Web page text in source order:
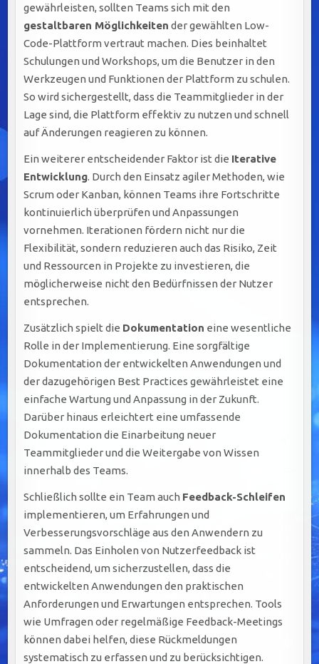
gewährleisten, sollten Teams sich mit den
gestaltbaren Möglichkeiten der gewählten Low-
Code-Plattform vertraut machen. Dies beinhaltet
Schulungen und Workshops, um die Benutzer in den
Werkzeugen und Funktionen der Plattform zu schulen.
So wird sichergestellt, dass die Teammitglieder in der
Lage sind, die Plattform effektiv zu nutzen und schnell
auf Änderungen reagieren zu können.
Ein weiterer entscheidender Faktor ist die Iterative
Entwicklung. Durch den Einsatz agiler Methoden, wie
Scrum oder Kanban, können Teams ihre Fortschritte
kontinuierlich überprüfen und Anpassungen
vornehmen. Iterationen fördern nicht nur die
Flexibilität, sondern reduzieren auch das Risiko, Zeit
und Ressourcen in Projekte zu investieren, die
möglicherweise nicht den Bedürfnissen der Nutzer
entsprechen.
Zusätzlich spielt die Dokumentation eine wesentliche
Rolle in der Implementierung. Eine sorgfältige
Dokumentation der entwickelten Anwendungen und
der dazugehörigen Best Practices gewährleistet eine
einfache Wartung und Anpassung in der Zukunft.
Darüber hinaus erleichtert eine umfassende
Dokumentation die Einarbeitung neuer
Teammitglieder und die Weitergabe von Wissen
innerhalb des Teams.
Schließlich sollte ein Team auch Feedback-Schleifen
implementieren, um Erfahrungen und
Verbesserungsvorschläge aus den Anwendern zu
sammeln. Das Einholen von Nutzerfeedback ist
entscheidend, um sicherzustellen, dass die
entwickelten Anwendungen den praktischen
Anforderungen und Erwartungen entsprechen. Tools
wie Umfragen oder regelmäßige Feedback-Meetings
können dabei helfen, diese Rückmeldungen
systematisch zu erfassen und zu berücksichtigen.